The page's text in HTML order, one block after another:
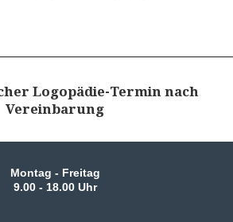
Logopädie-Termin nach
Vereinbarung
Montag - Freitag
9.00 - 18.00 Uhr